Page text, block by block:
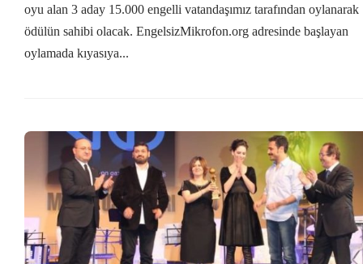
oyu alan 3 aday 15.000 engelli vatandaşımız tarafından oylanarak
ödülün sahibi olacak. EngelsizMikrofon.org adresinde başlayan
oylamada kıyasıya...